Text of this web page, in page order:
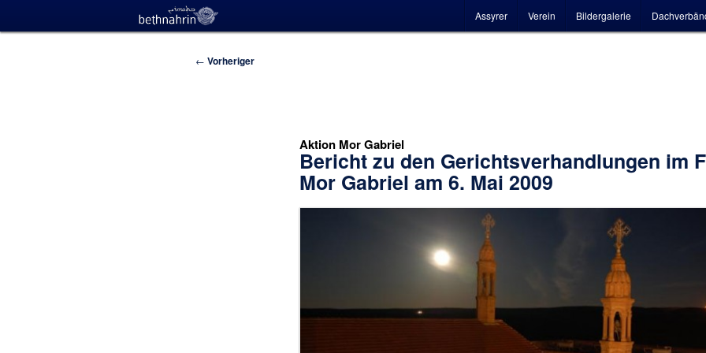
Hauptmenü
Assyrer Verein Bildergalerie
Beitragsnavigation
← Vorheriger
Aktion Mor Gabriel
Bericht zu den Gerichtsverhandlungen im
Mor Gabriel am 6. Mai 2009